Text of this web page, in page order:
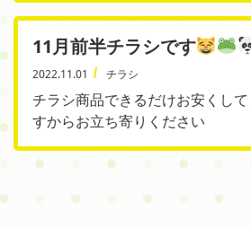
11月前半チラシです
2022.11.01 チラシ
チラシ商品できるだけお安くし
すからお立ち寄りください